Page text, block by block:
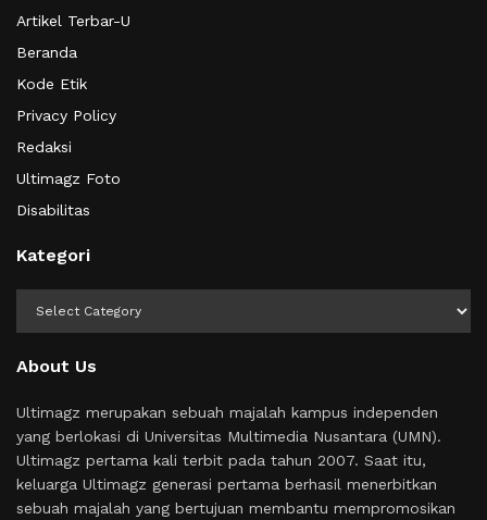
Artikel Terbar-U
Beranda
Kode Etik
Privacy Policy
Redaksi
Ultimagz Foto
Disabilitas
Kategori
About Us
Ultimagz merupakan sebuah majalah kampus independen
yang berlokasi di Universitas Multimedia Nusantara (UMN).
Ultimagz pertama kali terbit pada tahun 2007. Saat itu,
keluarga Ultimagz generasi pertama berhasil menerbitkan
sebuah majalah yang bertujuan membantu mempromosikan